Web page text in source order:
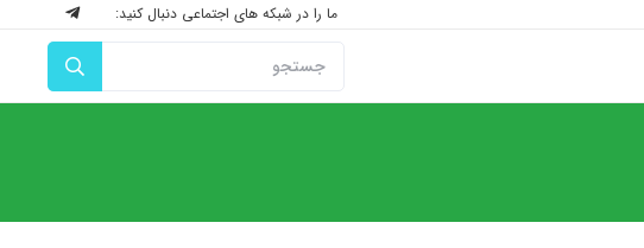
ما را در شبکه های اجتماعی دنبال کنید: